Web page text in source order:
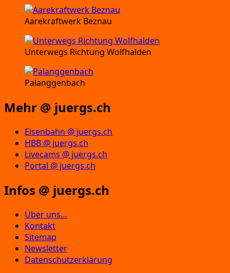
Aarekraftwerk Beznau
Unterwegs Richtung Wolfhalden
Palanggenbach
Mehr @ juergs.ch
Eisenbahn @ juergs.ch
HBB @ juergs.ch
Livecams @ juergs.ch
Portal @ juergs.ch
Infos @ juergs.ch
Über uns…
Kontakt
Sitemap
Newsletter
Datenschutzerklärung